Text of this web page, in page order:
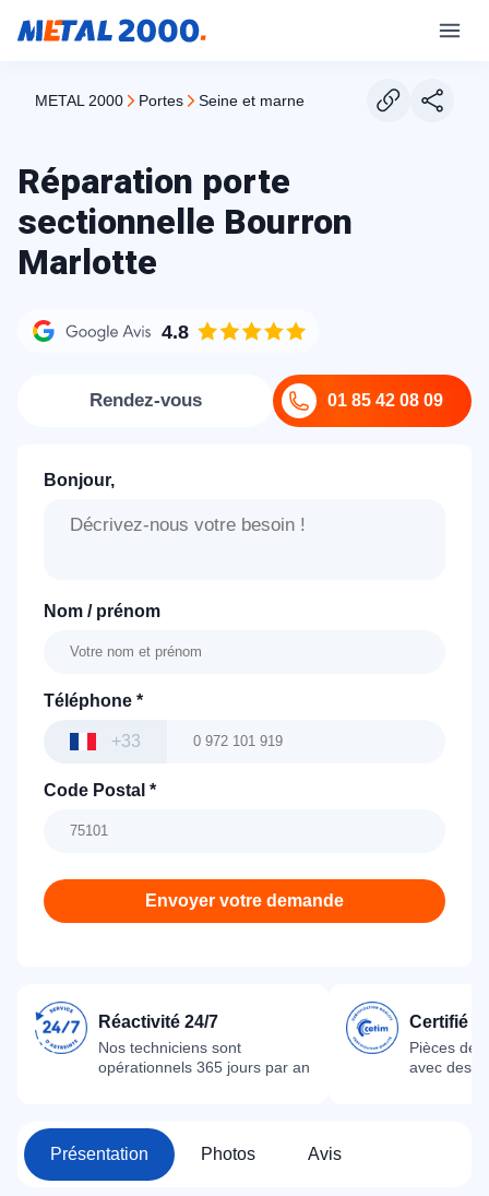
METAL 2000 portes seine et marne
Réparation porte
sectionnelle Bourron
Marlotte
4.8
01 85 42 08 09
Rendez-vous
Bonjour,
Nom / prénom
Téléphone *
+33
Code Postal *
Envoyer votre demande
Réactivité 24/7
Nos techniciens sont
opérationnels 365 jours par an
Certifié
Pièces
avec des
Présentation Photos Avis